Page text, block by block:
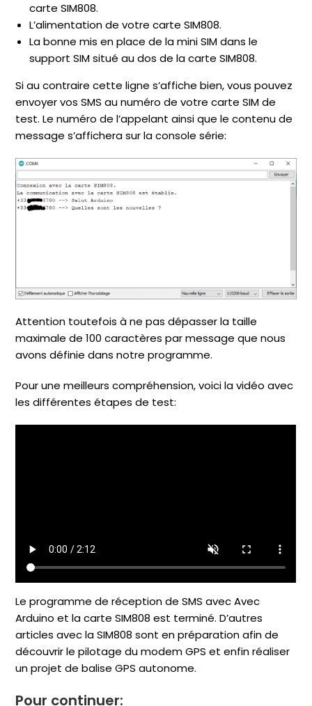
carte SIM808.
L’alimentation de votre carte SIM808.
La bonne mis en place de la mini SIM dans le
support SIM situé au dos de la carte SIM808.
Si au contraire cette ligne s’affiche bien, vous pouvez
envoyer vos SMS au numéro de votre carte SIM de
test. Le numéro de l’appelant ainsi que le contenu de
message s’affichera sur la console série:
Attention toutefois à ne pas dépasser la taille
maximale de 100 caractères par message que nous
avons définie dans notre programme.
Pour une meilleurs compréhension, voici la vidéo avec
les différentes étapes de test:
Le programme de réception de SMS avec Avec
Arduino et la carte SIM808 est terminé. D’autres
articles avec la SIM808 sont en préparation afin de
découvrir le pilotage du modem GPS et enfin réaliser
un projet de balise GPS autonome.
Pour continuer: